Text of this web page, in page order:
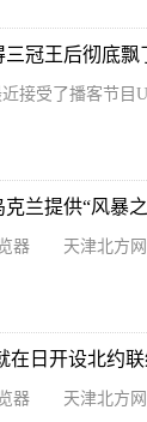
接受了播客节目
兰提供“风暴
器 天津北方网
在日开设北约
览器 天津北方网